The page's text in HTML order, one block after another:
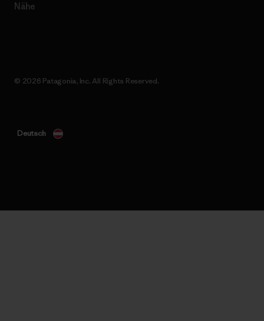
Nähe
© 2026 Patagonia, Inc. All Rights Reserved.
Deutsch